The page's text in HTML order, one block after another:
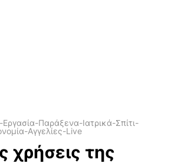
Παράξενα-Ιατρικά-Σπίτι-
Αγγελίες-Live
χρήσεις της